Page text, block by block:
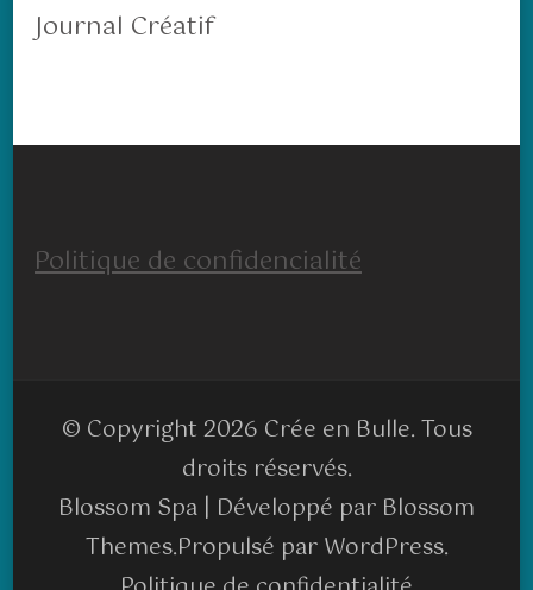
Journal Créatif
Politique de confidencialité
© Copyright 2026 Crée en Bulle. Tous
droits réservés.
Blossom Spa | Développé par Blossom
Themes.Propulsé parWordPress.